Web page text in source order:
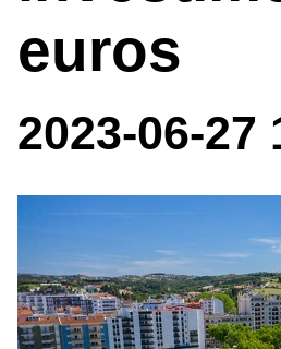
euros
2023-06-27